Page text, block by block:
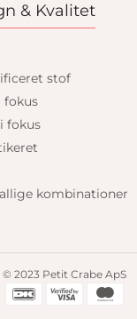
& Kvalitet
stof
fokus
fokus
kombinationer
© 2023 Petit Crabe ApS